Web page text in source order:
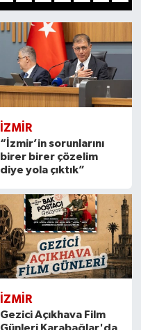
İZMIR
“İzmir’in sorunlarını
birer birer çözelim
diye yola çıktık”
İZMIR
Gezici Açıkhava Film